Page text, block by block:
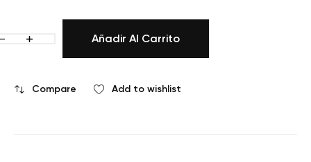
Añadir Al Carrito
Compare Add to wishlist